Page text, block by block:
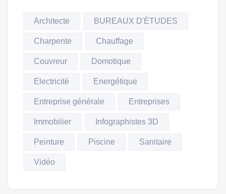
Architecte BUREAUX D'ÉTUDES
Charpente Chauffage
Couvreur Domotique
Electricité Energétique
Entreprise générale Entreprises
Immobilier Infographistes 3D
Peinture Piscine Sanitaire
Vidéo